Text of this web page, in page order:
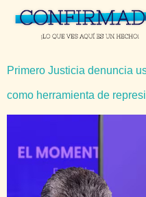
Primero Justicia denuncia
como herramienta de